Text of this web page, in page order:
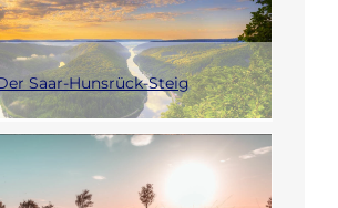
Saar-Hunsrück-Steig